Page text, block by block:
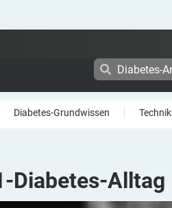
Diabetes-Grundwissen Technik
Diabetes-Alltag